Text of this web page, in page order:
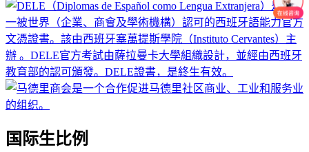
国际生比例